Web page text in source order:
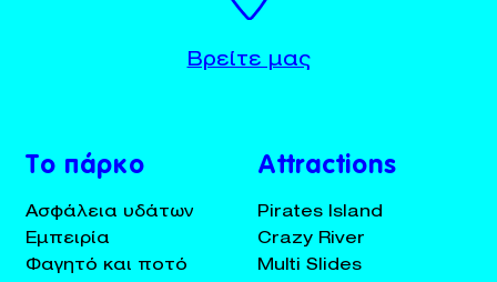
Το πάρκο
Ασφάλεια υδάτων
Εμπειρία
Φαγητό και ποτό
Attractions
Pirates Island
Crazy River
Multi Slides
Βρείτε μας